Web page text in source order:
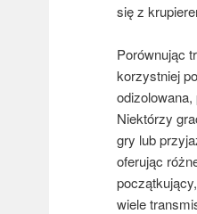
się z
Porównując
korzystniej
Niektórzy
gry lub
oferując
wiele